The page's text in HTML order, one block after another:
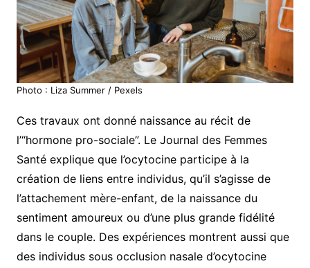
Photo : Liza Summer / Pexels
Ces travaux ont donné naissance au récit de
l’“hormone pro-sociale”. Le Journal des Femmes
Santé explique que l’ocytocine participe à la
création de liens entre individus, qu’il s’agisse de
l’attachement mère-enfant, de la naissance du
sentiment amoureux ou d’une plus grande fidélité
dans le couple. Des expériences montrent aussi que
des individus sous occlusion nasale d’ocytocine